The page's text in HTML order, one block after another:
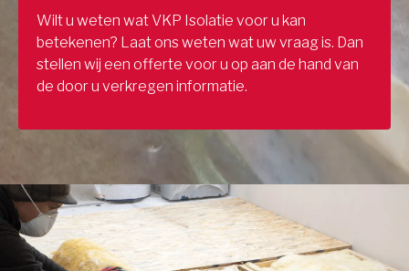
Wilt u weten wat VKP Isolatie voor u kan
betekenen? Laat ons weten wat uw vraag is. Dan
stellen wij een offerte voor u op aan de hand van
de door u verkregen informatie.